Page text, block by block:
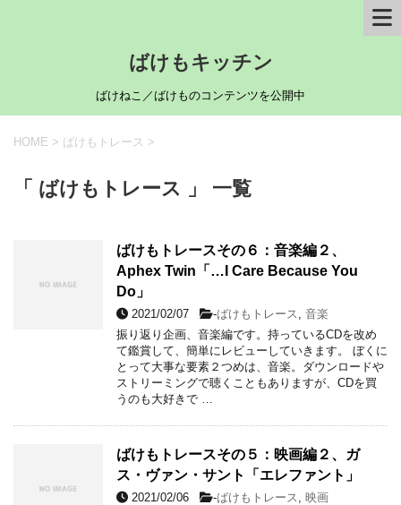
ばけもキッチン
ばけねこ／ばけものコンテンツを公開中
HOME > ばけもトレース >
「 ばけもトレース 」 一覧
ばけもトレースその６：音楽編２、
Aphex Twin「…I Care Because You
Do」
2021/02/07 -ばけもトレース
音楽
振り返り企画、音楽編です。持っているCDを改め
て鑑賞して、簡単にレビューしていきます。 ぼくに
とって大事な要素２つめは、音楽。ダウンロードや
ストリーミングで聴くこともありますが、CDを買
うのも大好きで …
ばけもトレースその５：映画編２、ガ
ス・ヴァン・サント「エレファント」
2021/02/06 -ばけもトレース
映画